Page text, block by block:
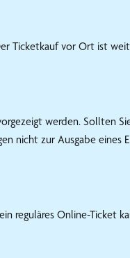
Ticketkauf vor Ort ist
werden. Sollten
nicht zur Ausgabe eines
reguläres Online-Ticket